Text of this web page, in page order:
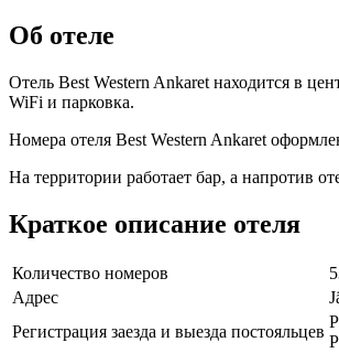
Об отеле
Отель Best Western Ankaret находится в
WiFi и парковка.
Номера отеля Best Western Ankaret
На территории работает бар, а напротив
Краткое описание отеля
Количество номеров
Адрес
Регистрация заезда и выезда постояльцев